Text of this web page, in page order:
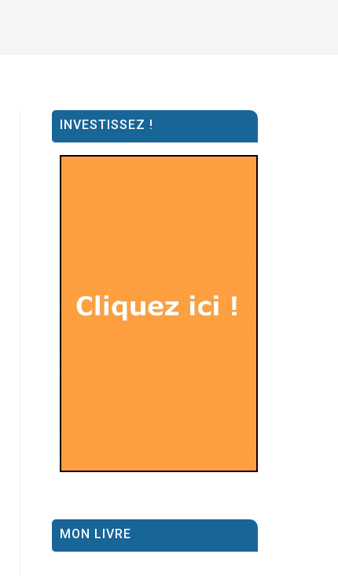
INVESTISSEZ !
MON LIVRE